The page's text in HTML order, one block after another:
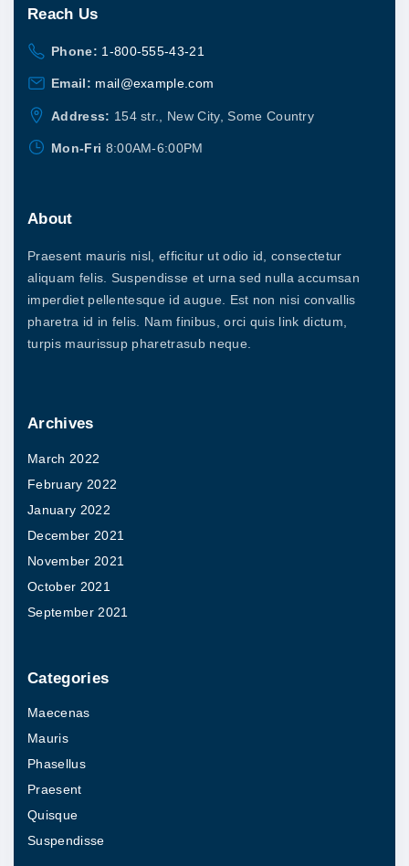
Reach Us
Phone: 1-800-555-43-21
Email: mail@example.com
Address: 154 str., New City, Some Country
Mon-Fri 8:00AM-6:00PM
About
Praesent mauris nisl, efficitur ut odio id, consectetur
aliquam felis. Suspendisse et urna sed nulla accumsan
imperdiet pellentesque id augue. Est non nisi convallis
pharetra id in felis. Nam finibus, orci quis link dictum,
turpis maurissup pharetrasub neque.
Archives
March 2022
February 2022
January 2022
December 2021
November 2021
October 2021
September 2021
Categories
Maecenas
Mauris
Phasellus
Praesent
Quisque
Suspendisse